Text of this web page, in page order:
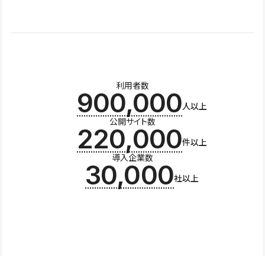
利用者数
900,000人以上
公開サイト数
220,000件以上
導入企業数
30,000社以上